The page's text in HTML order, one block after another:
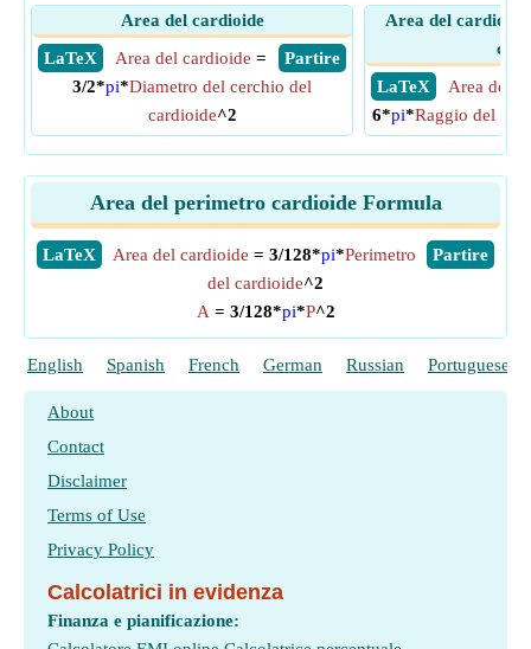
Area del cardioide
​ LaTeX
​ Partire
Area del cardioide =
3/2*pi*Diametro del cerchio del
cardioide^2
Area del
​ LaTeX
Area del
6*pi*Raggio del
Area del perimetro cardioide Formula
​LaTeX ​Partire
Area del cardioide = 3/128*pi*Perimetro
del cardioide^2
A = 3/128*pi*P^2
English Spanish French German Russian Portuguese
About
Contact
Disclaimer
Terms of Use
Privacy Policy
Calcolatrici in evidenza
Finanza e pianificazione: